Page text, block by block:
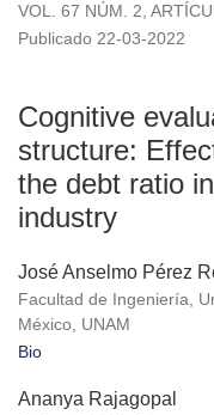
VOL. 67 NÚM. 2
Cognitive
structure:
the debt ratio
industry
Publicado 22-03-2022
José Anselmo Pérez
Facultad de Ingeniería,
México, UNAM
Bio
Ananya Rajagopal